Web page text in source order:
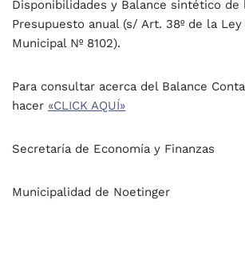
Disponibilidades y Balance sintético de
Presupuesto anual (s/ Art. 38º de la Ley
Municipal Nº 8102).
Para consultar acerca del Balance
hacer «CLICK AQUÍ»
Secretaría de Economía y Finanzas
Municipalidad de Noetinger